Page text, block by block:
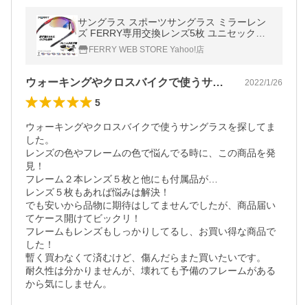
サングラス スポーツサングラス ミラーレン
ズ FERRY専用交換レンズ5枚 ユニセックス
7カラー スポーツグラス スポーツ用 度付き
アイウェア
FERRY WEB STORE Yahoo!店
ウォーキングやクロスバイクで使うサング… 2022/1/26
5
ウォーキングやクロスバイクで使うサングラスを探してま
した。
レンズの色やフレームの色で悩んでる時に、この商品を発
見！
フレーム２本レンズ５枚と他にも付属品が…
レンズ５枚もあれば悩みは解決！
でも安いから品物に期待はしてませんでしたが、商品届い
てケース開けてビックリ！
フレームもレンズもしっかりしてるし、お買い得な商品で
した！
暫く買わなくて済むけど、傷んだらまた買いたいです。
耐久性は分かりませんが、壊れても予備のフレームがある
から気にしません。